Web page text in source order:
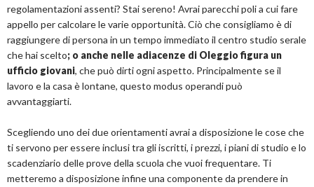
regolamentazioni assenti? Stai sereno! Avrai parecchi poli a cui fare
appello per calcolare le varie opportunità. Ciò che consigliamo è di
raggiungere di persona in un tempo immediato il centro studio serale
che hai scelto; o anche nelle adiacenze di Oleggio figura un
ufficio giovani, che può dirti ogni aspetto. Principalmente se il
lavoro e la casa è lontane, questo modus operandi può
avvantaggiarti.
Scegliendo uno dei due orientamenti avrai a disposizione le cose che
ti servono per essere inclusi tra gli iscritti, i prezzi, i piani di studio e lo
scadenziario delle prove della scuola che vuoi frequentare. Ti
metteremo a disposizione infine una componente da prendere in